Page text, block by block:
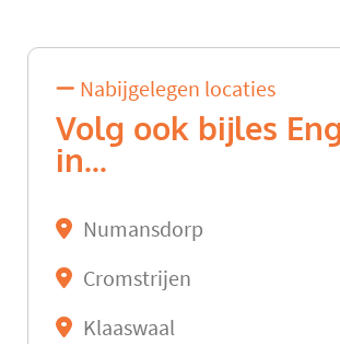
Nabijgelegen locaties
Volg ook bijles
in...
Numansdorp
Cromstrijen
Klaaswaal